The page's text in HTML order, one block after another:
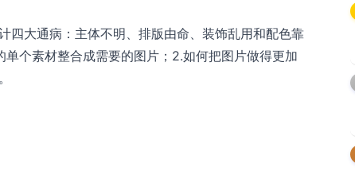
四大通病：主体不明、排版由命、装饰乱用和配色靠
个素材整合成需要的图片；2.如何把图片做得更加